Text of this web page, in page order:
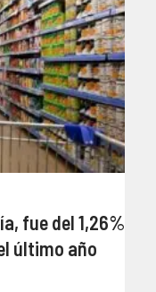
fue del 1,26%
último año​